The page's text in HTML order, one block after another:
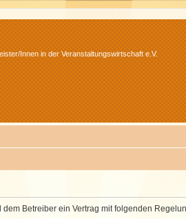
Innen in der Veranstaltungswirtschaft e.V.
dem Betreiber ein Vertrag mit folgenden